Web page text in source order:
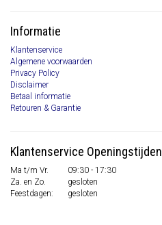
Informatie
Klantenservice
Algemene voorwaarden
Privacy Policy
Disclaimer
Betaal informatie
Retouren & Garantie
Klantenservice Openingstijden
Ma t/m Vr.
09:30 - 17:30
Za. en Zo.
gesloten
Feestdagen:
gesloten